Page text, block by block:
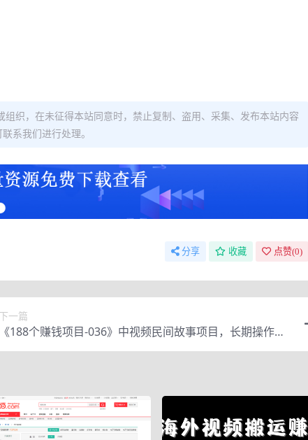
织，在未征得本站同意时，禁止复制、盗用、采集、发布本站内容
系我们进行处理。
分享 收藏 点赞(0)
下一篇
《188个赚钱项目-036》中视频民间故事项目，长期操作日
1000+